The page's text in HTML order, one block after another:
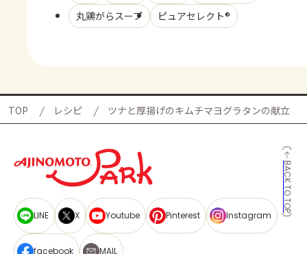
丸鶏がらスープ
ピュアセレクト®
TOP レシピ ツナと厚揚げのキムチマヨグラタンの献立
BACK TO TOP
LINE X Youtube Pinterest Instagram
facebook MAIL